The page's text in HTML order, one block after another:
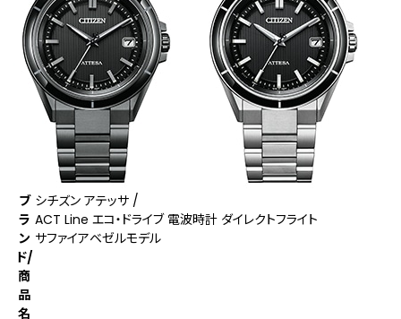
ブ
ラ
ン
ド/
商
品
名
シチズン アテッサ /
ACT Line エコ・ドライブ 電波時計 ダイレクトフライト
サファイアベゼルモデル